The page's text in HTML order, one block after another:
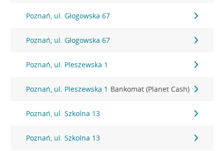
Poznań, ul. Głogowska 67
Poznań, ul. Głogowska 67
Poznań, ul. Pleszewska 1
Poznań, ul. Pleszewska 1 Bankomat (Planet Cash)
Poznań, ul. Szkolna 13
Poznań, ul. Szkolna 13